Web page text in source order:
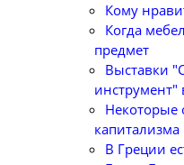
Кому
Когда
предмет
Выставки
Некоторые
капитализма
В Греции